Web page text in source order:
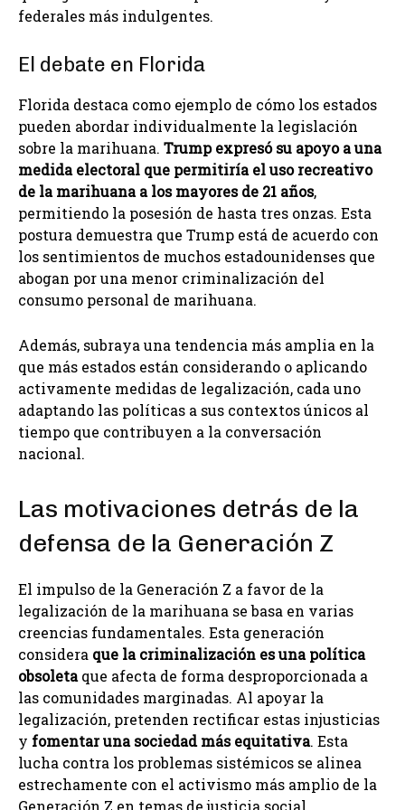
federales más indulgentes.
El debate en Florida
Florida destaca como ejemplo de cómo los estados
pueden abordar individualmente la legislación
sobre la marihuana. Trump expresó su apoyo a una
medida electoral que permitiría el uso recreativo
de la marihuana a los mayores de 21 años,
permitiendo la posesión de hasta tres onzas. Esta
postura demuestra que Trump está de acuerdo con
los sentimientos de muchos estadounidenses que
abogan por una menor criminalización del
consumo personal de marihuana.
Además, subraya una tendencia más amplia en la
que más estados están considerando o aplicando
activamente medidas de legalización, cada uno
adaptando las políticas a sus contextos únicos al
tiempo que contribuyen a la conversación
nacional.
Las motivaciones detrás de la
defensa de la Generación Z
El impulso de la Generación Z a favor de la
legalización de la marihuana se basa en varias
creencias fundamentales. Esta generación
considera que la criminalización es una política
obsoletaque afecta de forma desproporcionada a
las comunidades marginadas. Al apoyar la
legalización, pretenden rectificar estas injusticias
y fomentar una sociedad más equitativa. Esta
lucha contra los problemas sistémicos se alinea
estrechamente con el activismo más amplio de la
Generación Z en temas de justicia social.